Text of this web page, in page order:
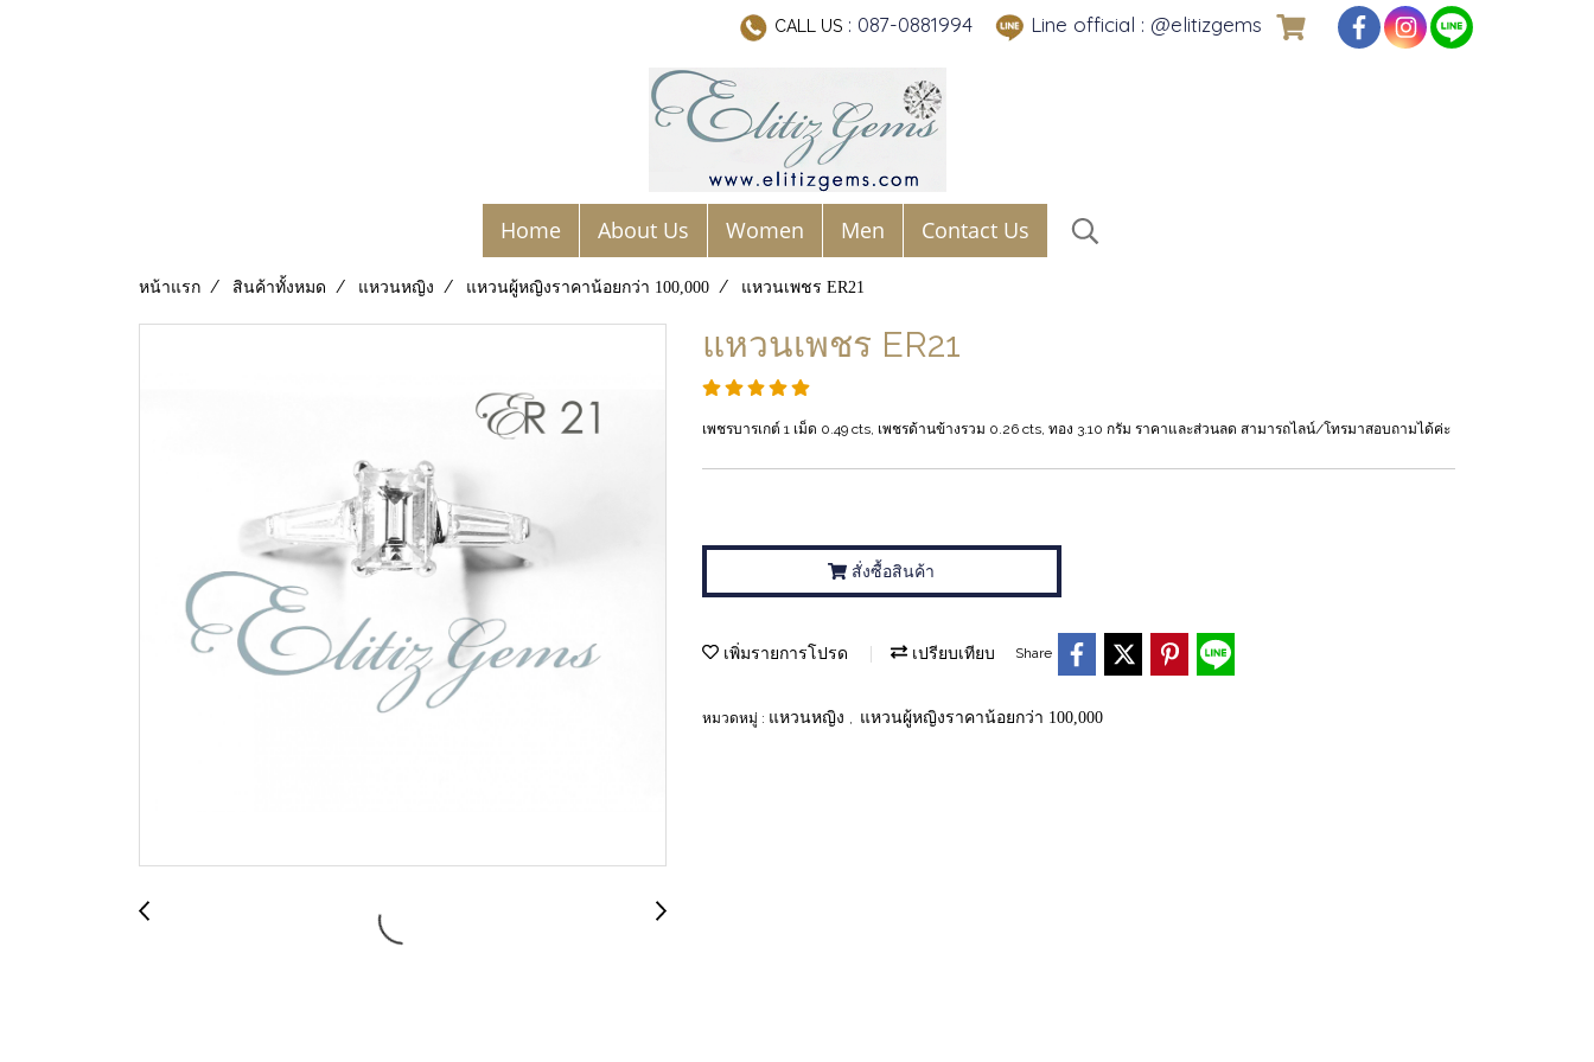
CALL US: 087-0881994 Line official : @elitizgems
Home About Us Women Men Contact Us
หน้าแรก สินค้าทั้งหมด แหวนหญิง แหวนผู้หญิงราคาน้อยกว่า 100,000 แหวนเพชร ER21
แหวนเพชร ER21
เพชรบารเกต์ 1 เม็ด 0.49 cts, เพชรด้านข้างรวม 0.26 cts, ทอง 3.10 กรัม ราคาและส่วนลด สามารถไลน์/โทรมาสอบถามได้ค่ะ
สั่งซื้อสินค้า
เพิ่มรายการโปรด เปรียบเทียบ Share
หมวดหมู่ : แหวนหญิง แหวนผู้หญิงราคาน้อยกว่า 100,000